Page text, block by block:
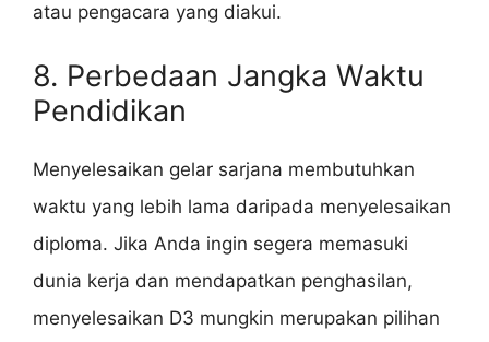
atau pengacara yang diakui.
8. Perbedaan Jangka Waktu
Pendidikan
Menyelesaikan gelar sarjana membutuhkan
waktu yang lebih lama daripada menyelesaikan
diploma. Jika Anda ingin segera memasuki
dunia kerja dan mendapatkan penghasilan,
menyelesaikan D3 mungkin merupakan pilihan